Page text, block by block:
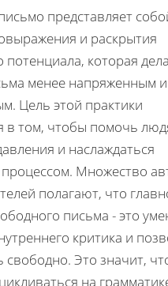
представляет
и раскрытия
потенциала, которая
менее напряженным
Цель этой практики
в том, чтобы помочь
и наслаждаться
Множество
полагают, что
письма - это
критика и
свободно. Это значит,
на